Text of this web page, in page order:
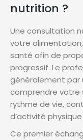
nutrition ?
Une consultation
votre
santé afin de
progressif. Le
généralement par
comprendre votre
rythme de vie,
d’activité
Ce premier